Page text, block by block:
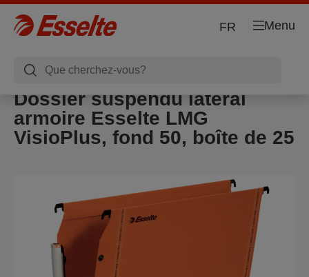
Menu
FR
Dossier suspendu latéral
armoire Esselte LMG
VisioPlus, fond 50, boîte de 25